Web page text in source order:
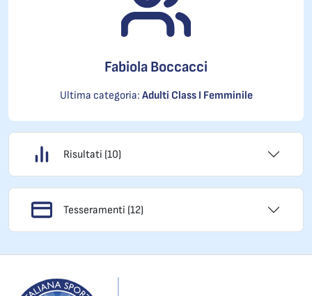
Fabiola Boccacci
Ultima categoria: Adulti Class I Femminile
Risultati (10)
Tesseramenti (12)